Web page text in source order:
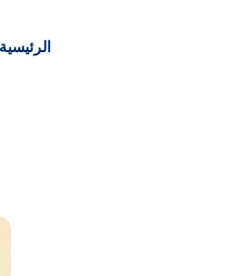
الرئيسية